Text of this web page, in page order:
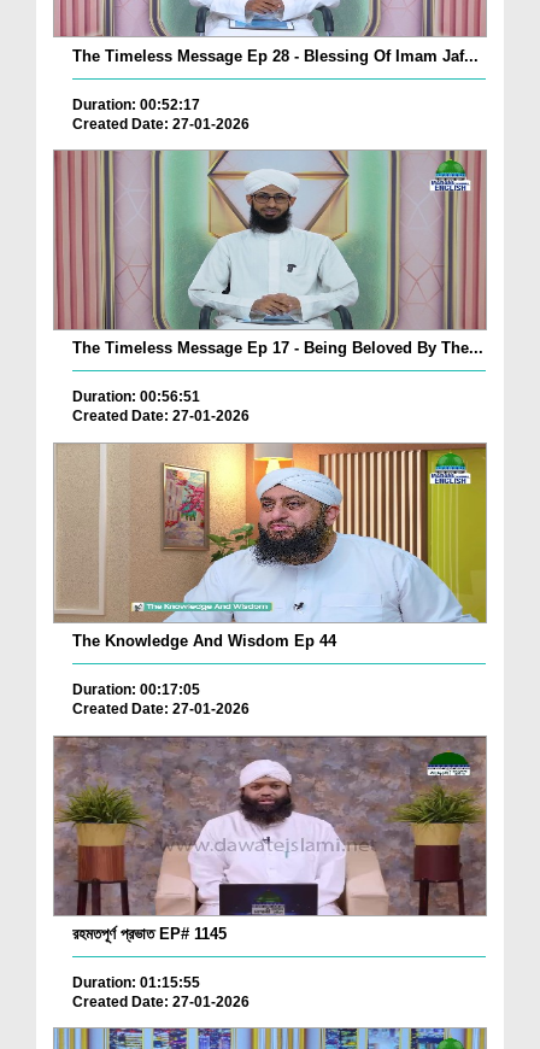
The Timeless Message Ep 28 - Blessing Of Imam Jaf...
Duration: 00:52:17
Created Date: 27-01-2026
The Timeless Message Ep 17 - Being Beloved By The...
Duration: 00:56:51
Created Date: 27-01-2026
The Knowledge And Wisdom Ep 44
Duration: 00:17:05
Created Date: 27-01-2026
রহমতপূর্ণ প্রভাত EP# 1145
Duration: 01:15:55
Created Date: 27-01-2026